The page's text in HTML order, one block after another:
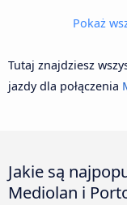
Pokaż
Tutaj znajdziesz
jazdy dla połączenia
Jakie są
Mediolan i